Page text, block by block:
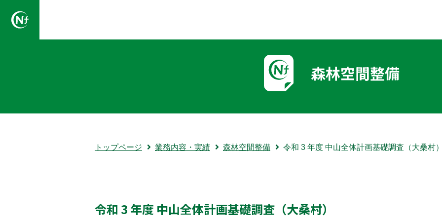
森林空間整備
トップページ 業務内容・実績 森林空間整備 令和 3 年度 中山全体計画基礎調査（大桑村
令和 3 年度 中山全体計画基礎調査（大桑村）